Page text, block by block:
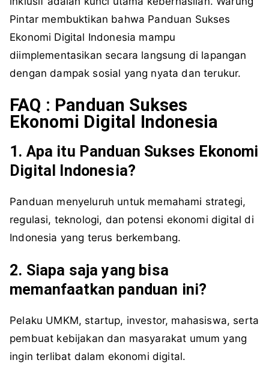
Pintar membuktikan bahwa Panduan Sukses
Ekonomi Digital Indonesia mampu
diimplementasikan secara langsung di lapangan
dengan dampak sosial yang nyata dan terukur.
FAQ : Panduan Sukses
Ekonomi Digital Indonesia
1. Apa itu Panduan Sukses Ekonomi
Digital Indonesia?
Panduan menyeluruh untuk memahami strategi,
regulasi, teknologi, dan potensi ekonomi digital di
Indonesia yang terus berkembang.
2. Siapa saja yang bisa
memanfaatkan panduan ini?
Pelaku UMKM, startup, investor, mahasiswa, serta
pembuat kebijakan dan masyarakat umum yang
ingin terlibat dalam ekonomi digital.